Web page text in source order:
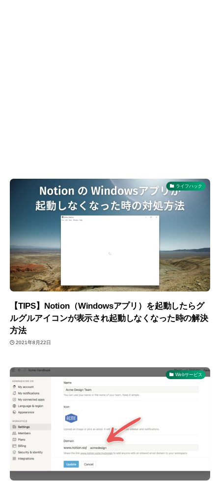
ライフハック
【TIPS】Notion（Windowsアプリ）を起動したらグ
ルグルアイコンが表示され起動しなくなった時の解決
方法
2021年8月22日
Webサービス